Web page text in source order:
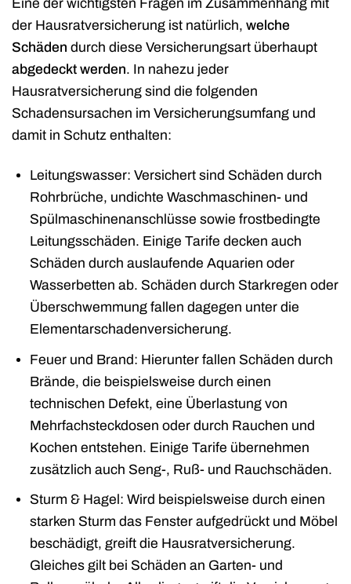
Eine der wichtigsten Fragen im Zusammenhang mit
der Hausratversicherung ist natürlich, welche
Schäden durch diese Versicherungsart überhaupt
abgedeckt werden. In nahezu jeder
Hausratversicherung sind die folgenden
Schadensursachen im Versicherungsumfang und
damit in Schutz enthalten:
Leitungswasser: Versichert sind Schäden durch
Rohrbrüche, undichte Waschmaschinen- und
Spülmaschinenanschlüsse sowie frostbedingte
Leitungsschäden. Einige Tarife decken auch
Schäden durch auslaufende Aquarien oder
Wasserbetten ab. Schäden durch Starkregen oder
Überschwemmung fallen dagegen unter die
Elementarschadenversicherung.
Feuer und Brand: Hierunter fallen Schäden durch
Brände, die beispielsweise durch einen
technischen Defekt, eine Überlastung von
Mehrfachsteckdosen oder durch Rauchen und
Kochen entstehen. Einige Tarife übernehmen
zusätzlich auch Seng-, Ruß- und Rauchschäden.
Sturm & Hagel: Wird beispielsweise durch einen
starken Sturm das Fenster aufgedrückt und Möbel
beschädigt, greift die Hausratversicherung.
Gleiches gilt bei Schäden an Garten- und